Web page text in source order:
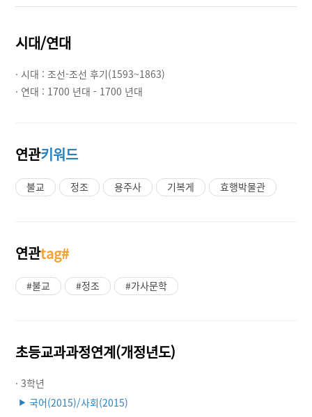
시대/연대
· 시대 : 조선-조선 후기(1593~1863)
· 연대 : 1700 년대 - 1700 년대
연관키워드
불교 정조 용주사 기복게 효행박물관
연관tag#
#불교 #정조 #가사문학
초등교과과정연계(개정년도)
· 3학년
▶ 국어(2015)/사회(2015)